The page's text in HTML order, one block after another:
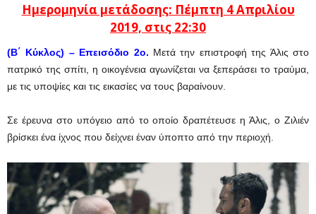
Ημερομηνία μετάδοσης: Πέμπτη 4 Απριλίου
2019, στις 22:30
(Β΄ Κύκλος) – Επεισόδιο 2ο. Μετά την επιστροφή της Άλις στο
πατρικό της σπίτι, η οικογένεια αγωνίζεται να ξεπεράσει το τραύμα,
με τις υποψίες και τις εικασίες να τους βαραίνουν.
Σε έρευνα στο υπόγειο από το οποίο δραπέτευσε η Άλις, ο Ζιλιέν
βρίσκει ένα ίχνος που δείχνει έναν ύποπτο από την περιοχή.